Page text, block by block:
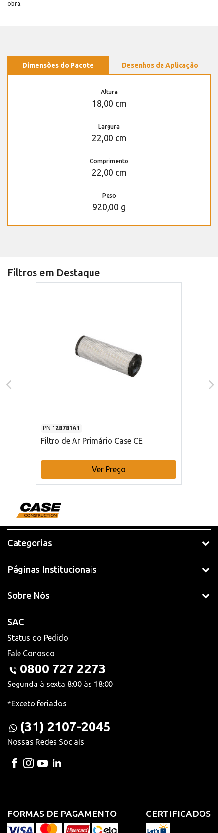
obra.
Dimensões do Pacote Desenhos da Aplicação
Altura
18,00 cm
Largura
22,00 cm
Comprimento
22,00 cm
Peso
920,00 g
Filtros em Destaque
PN 128781A1
Filtro de Ar Primário Case CE
Ver Preço
Categorias
Páginas Institucionais
Sobre Nós
SAC
Status do Pedido
Fale Conosco
0800 727 2273
Segunda à sexta 8:00 às 18:00
*Exceto feriados
(31) 2107-2045
Nossas Redes Sociais
FORMAS DE PAGAMENTO CERTIFICADOS